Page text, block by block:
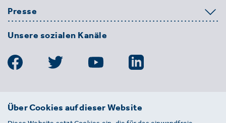
Presse
Unsere sozialen Kanäle
BDE
Über Cookies auf dieser Website